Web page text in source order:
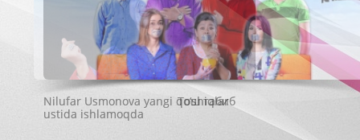
Тош табиб